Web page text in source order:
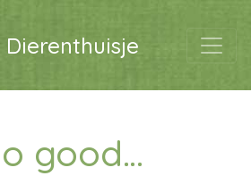
Dierenthuisje
good…